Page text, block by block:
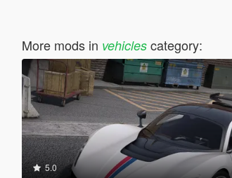
More mods in vehiclescategory:
5.0